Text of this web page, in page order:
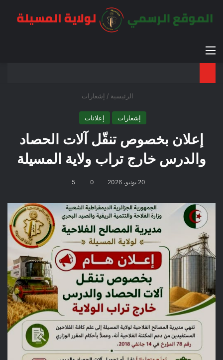
القائمة
الرئيسية / إشعارات
إشعارات إعلانات
إعلان بخصوص تنقّل آلات الحصاد
والدرس خارج تراب ولاية المسيلة
20 يونيو، 2026 0
5